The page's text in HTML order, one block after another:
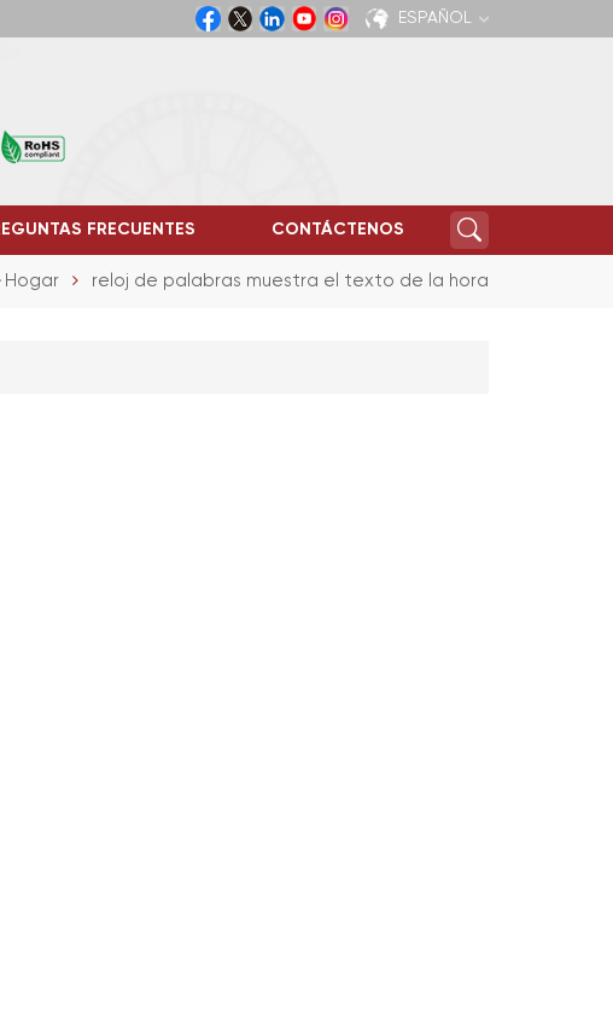
ESPAÑOL
FRECUENTES CONTÁCTENOS
Hogar reloj de palabras muestra el texto de la hora